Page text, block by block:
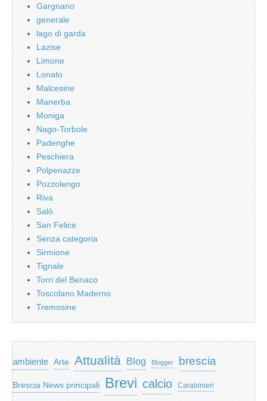
Gargnano
generale
lago di garda
Lazise
Limone
Lonato
Malcesine
Manerba
Moniga
Nago-Torbole
Padenghe
Peschiera
Polpenazze
Pozzolengo
Riva
Salò
San Felice
Senza categoria
Sirmione
Tignale
Torri del Benaco
Toscolano Maderno
Tremosine
ambiente Arte Attualità Blog Blogger brescia
Brescia News principali Brevi calcio Carabinieri